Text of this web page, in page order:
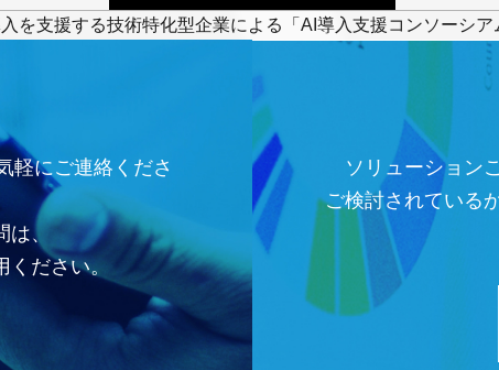
を支援する技術特化型企業による「AI導入支援コンソーシ
軽にご連絡くださ
は、
ください。
ソリューション
ご検討されている